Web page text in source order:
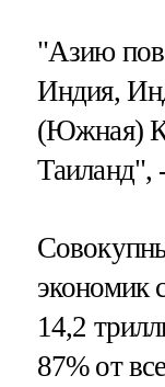
"Азию
Индия,
(Южная)
Таиланд",
экономик
14,2
87% от